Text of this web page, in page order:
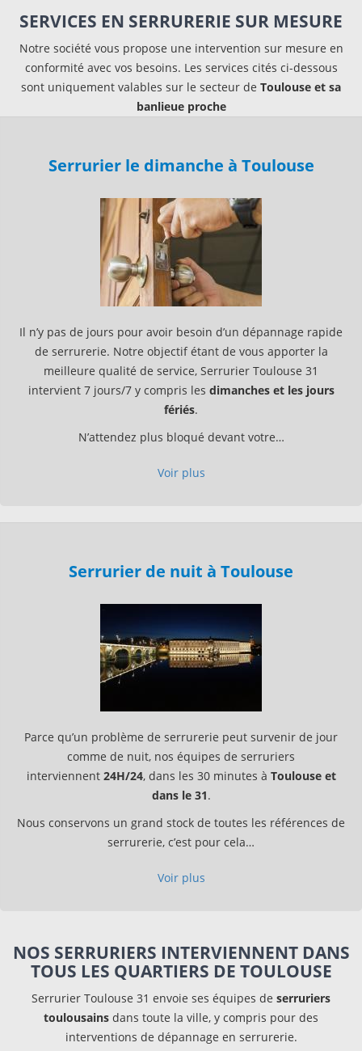
SERVICES EN SERRURERIE SUR MESURE
Notre société vous propose une intervention sur mesure en
conformité avec vos besoins. Les services cités ci-dessous
sont uniquement valables sur le secteur de Toulouse et sa
banlieue proche
Serrurier le dimanche à Toulouse
Il n’y pas de jours pour avoir besoin d’un dépannage rapide
de serrurerie. Notre objectif étant de vous apporter la
meilleure qualité de service, Serrurier Toulouse 31
intervient 7 jours/7 y compris les dimanches et les jours
fériés.
N’attendez plus bloqué devant votre…
Voir plus
Serrurier de nuit à Toulouse
Parce qu’un problème de serrurerie peut survenir de jour
comme de nuit, nos équipes de serruriers
interviennent 24H/24, dans les 30 minutes à Toulouse et
dans le 31.
Nous conservons un grand stock de toutes les références de
serrurerie, c’est pour cela…
Voir plus
NOS SERRURIERS INTERVIENNENT DANS
TOUS LES QUARTIERS DE TOULOUSE
Serrurier Toulouse 31 envoie ses équipes de serruriers
toulousains dans toute la ville, y compris pour des
interventions de dépannage en serrurerie.